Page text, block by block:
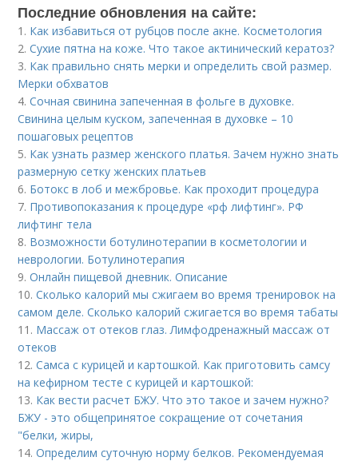
Последние обновления на сайте:
1. Как избавиться от рубцов после акне. Косметология
2.Сухие пятна на коже. Что такое актинический кератоз?
3. Как правильно снять мерки и определить свой размер.
Мерки обхватов
4.Сочная свинина запеченная в фольге в духовке.
Свинина целым куском, запеченная в духовке – 10
пошаговых рецептов
5. Как узнать размер женского платья. Зачем нужно знать
размерную сетку женских платьев
6. Ботокс в лоб и межбровье. Как проходит процедура
7. Противопоказания к процедуре «рф лифтинг». РФ
лифтинг тела
8. Возможности ботулинотерапии в косметологии и
неврологии. Ботулинотерапия
9.Онлайн пищевой дневник. Описание
10.Сколько калорий мы сжигаем во время тренировок на
самом деле. Сколько калорий сжигается во время табаты
11. Массаж от отеков глаз. Лимфодренажный массаж от
отеков
12.Самса с курицей и картошкой. Как приготовить самсу
на кефирном тесте с курицей и картошкой:
13. Как вести расчет БЖУ. Что это такое и зачем нужно?
БЖУ - это общепринятое сокращение от сочетания
"белки, жиры,
14.Определим суточную норму белков. Рекомендуемая